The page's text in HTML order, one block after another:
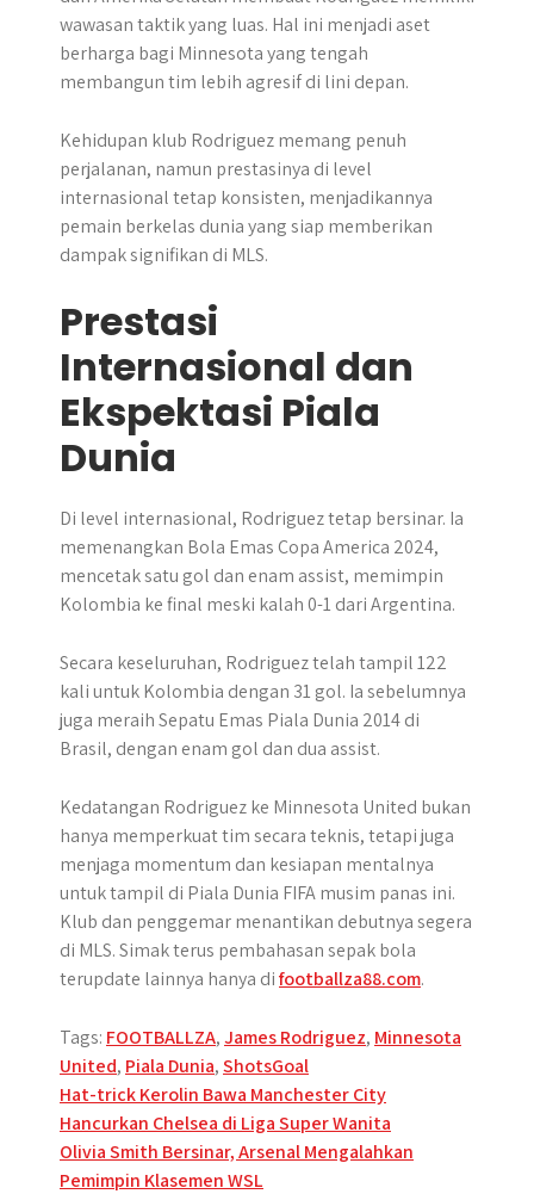
wawasan taktik yang luas. Hal ini menjadi aset
berharga bagi Minnesota yang tengah
membangun tim lebih agresif di lini depan.
Kehidupan klub Rodriguez memang penuh
perjalanan, namun prestasinya di level
internasional tetap konsisten, menjadikannya
pemain berkelas dunia yang siap memberikan
dampak signifikan di MLS.
Prestasi
Internasional dan
Ekspektasi Piala
Dunia
Di level internasional, Rodriguez tetap bersinar. Ia
memenangkan Bola Emas Copa America 2024,
mencetak satu gol dan enam assist, memimpin
Kolombia ke final meski kalah 0-1 dari Argentina.
Secara keseluruhan, Rodriguez telah tampil 122
kali untuk Kolombia dengan 31 gol. Ia sebelumnya
juga meraih Sepatu Emas Piala Dunia 2014 di
Brasil, dengan enam gol dan dua assist.
Kedatangan Rodriguez ke Minnesota United bukan
hanya memperkuat tim secara teknis, tetapi juga
menjaga momentum dan kesiapan mentalnya
untuk tampil di Piala Dunia FIFA musim panas ini.
Klub dan penggemar menantikan debutnya segera
di MLS. Simak terus pembahasan sepak bola
terupdate lainnya hanya difootballza88.com.
Tags: FOOTBALLZA,James Rodriguez, Minnesota
United, Piala Dunia,ShotsGoal
Post
navigation
Hat-trick Kerolin Bawa Manchester City
Hancurkan Chelsea di Liga Super Wanita
Olivia Smith Bersinar, Arsenal Mengalahkan
Pemimpin Klasemen WSL